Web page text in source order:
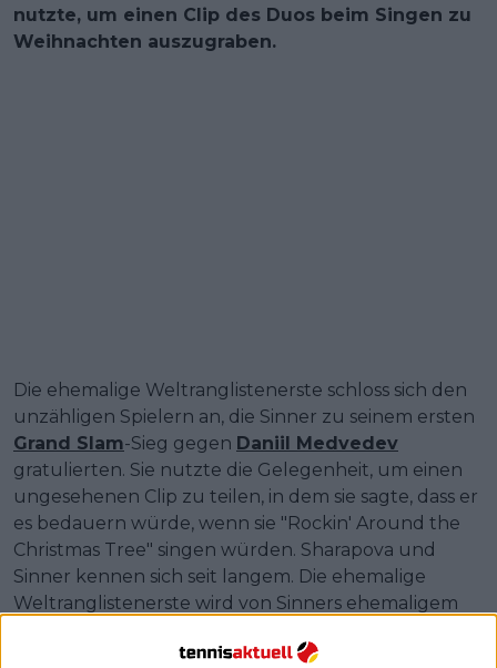
nutzte, um einen Clip des Duos beim Singen zu
Weihnachten auszugraben.
Die ehemalige Weltranglistenerste schloss sich den
unzähligen Spielern an, die Sinner zu seinem ersten
Grand Slam-Sieg gegen Daniil Medvedev
gratulierten. Sie nutzte die Gelegenheit, um einen
ungesehenen Clip zu teilen, in dem sie sagte, dass er
es bedauern würde, wenn sie "Rockin' Around the
Christmas Tree" singen würden. Sharapova und
Sinner kennen sich seit langem. Die ehemalige
Weltranglistenerste wird von Sinners ehemaligem
trainierte, bevor er zu Darren Cahill und Simone